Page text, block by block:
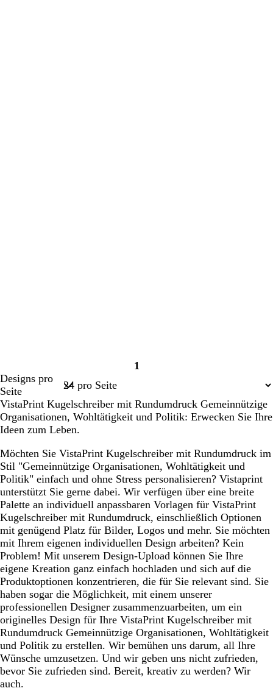
Seite
1
Designs pro
Seite
VistaPrint Kugelschreiber mit Rundumdruck Gemeinnützige
Organisationen, Wohltätigkeit und Politik: Erwecken Sie Ihre
Ideen zum Leben.
Möchten Sie VistaPrint Kugelschreiber mit Rundumdruck im
Stil "Gemeinnützige Organisationen, Wohltätigkeit und
Politik" einfach und ohne Stress personalisieren? Vistaprint
unterstützt Sie gerne dabei. Wir verfügen über eine breite
Palette an individuell anpassbaren Vorlagen für VistaPrint
Kugelschreiber mit Rundumdruck, einschließlich Optionen
mit genügend Platz für Bilder, Logos und mehr. Sie möchten
mit Ihrem eigenen individuellen Design arbeiten? Kein
Problem! Mit unserem Design-Upload können Sie Ihre
eigene Kreation ganz einfach hochladen und sich auf die
Produktoptionen konzentrieren, die für Sie relevant sind. Sie
haben sogar die Möglichkeit, mit einem unserer
professionellen Designer zusammenzuarbeiten, um ein
originelles Design für Ihre VistaPrint Kugelschreiber mit
Rundumdruck Gemeinnützige Organisationen, Wohltätigkeit
und Politik zu erstellen. Wir bemühen uns darum, all Ihre
Wünsche umzusetzen. Und wir geben uns nicht zufrieden,
bevor Sie zufrieden sind. Bereit, kreativ zu werden? Wir
auch.